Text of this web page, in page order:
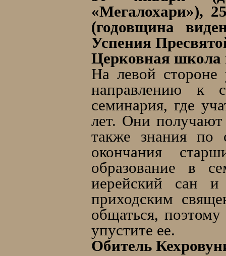
«Мегалохари»),
(годовщина
Успения
Церковная школа
На левой
направлению к
семинария, где
лет. Они получают
также знания по
окончания
образование в
иерейский сан
приходским
общаться,
упустите ее.
Обитель